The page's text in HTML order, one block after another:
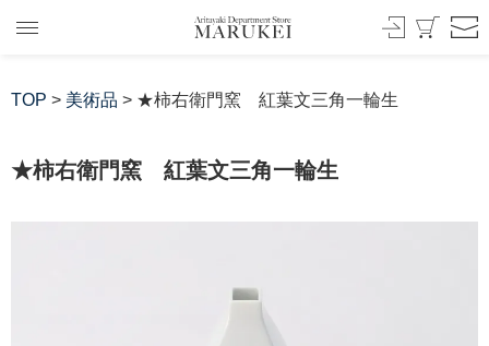
TOP > 美術品 > ★柿右衛門窯 紅葉文三角一輪生
★柿右衛門窯 紅葉文三角一輪生